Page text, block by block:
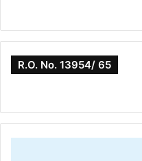
R.O. No. 13954/ 65